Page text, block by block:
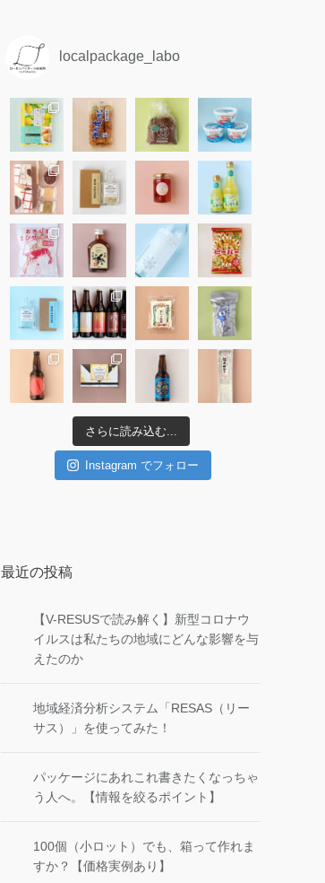
localpackage_labo
さらに読み込む...
Instagram でフォロー
最近の投稿
【V-RESUSで読み解く】新型コロナウ
イルスは私たちの地域にどんな影響を与
えたのか
地域経済分析システム「RESAS（リー
サス）」を使ってみた！
パッケージにあれこれ書きたくなっちゃ
う人へ。【情報を絞るポイント】
100個（小ロット）でも、箱って作れま
すか？【価格実例あり】